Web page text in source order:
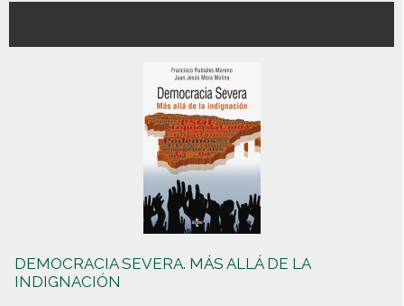
DEMOCRACIA SEVERA. MÁS ALLÁ DE LA
INDIGNACIÓN